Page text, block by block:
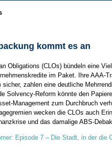
kommt es an
Obligations (CLOs) bündeln eine
im Paket. Ihre AAA-
sicher, zahlen eine deutliche
Solvency-Reform könnte den
Management zum Durchbruch
wecken die CLOs auch
und das damalige ABS-
Episode 7 – Die Stadt, in der die